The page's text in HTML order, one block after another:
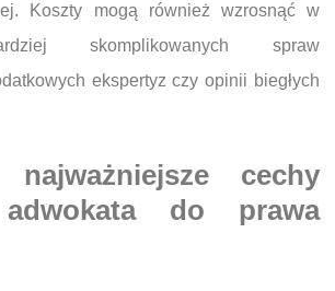
Koszty mogą również wzrosnąć w
skomplikowanych spraw
ekspertyz czy opinii biegłych
cechy
do prawa